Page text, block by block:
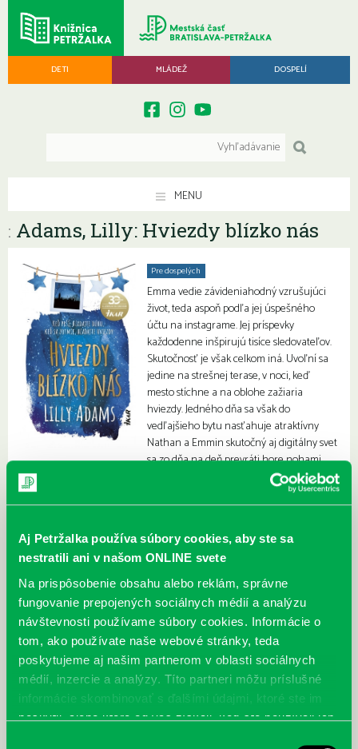
Aj Petržalka používa súbory cookies, aby ste sa
nestratili ani v našom ONLINE svete
Na prispôsobenie obsahu alebo reklám, správne
fungovanie prepojených sociálnych médií a analýzu
návštevnosti používame súbory cookies. Informácie o
tom, ako používate naše webové stránky, teda
poskytujeme aj našim partnerom v oblasti sociálnych
médií, inzercie a analýzy. Títo partneri môžu príslušné
informácie skombinovať s ďalšími údajmi, ktoré ste im
poskytli, alebo ktoré od vás získali, keď ste používali ich
DETI MLÁDEŽ DOSPELÍ
MENU
: Adams, Lilly: Hviezdy blízko nás
Pre dospelých
Emma vedie závideniahodný vzrušujúci
život, teda aspoň podľa jej úspešného
účtu na instagrame. Jej príspevky
každodenne inšpirujú tisíce sledovateľov.
Skutočnosť je však celkom iná. Uvoľní sa
jedine na strešnej terase, v noci, keď
mesto stíchne a na oblohe zažiaria
hviezdy. Jedného dňa sa však do
vedľajšieho bytu nasťahuje atraktívny
Nathan a Emmin skutočný aj digitálny svet
sa zo dňa na deň prevráti hore nohami.